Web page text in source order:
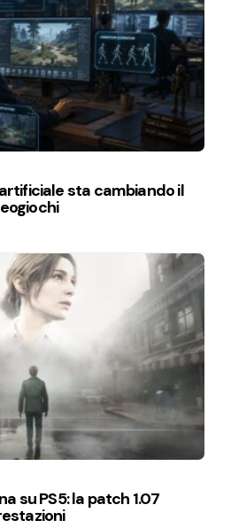
sta cambiando il
su PS5: la patch 1.07